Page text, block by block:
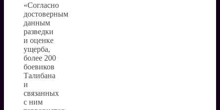
«Согласно
достоверным
данным
разведки
и оценке
ущерба,
более 200
боевиков
Талибана
и
связанных
с ним